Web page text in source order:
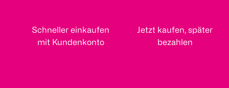
Schneller einkaufen
mit Kundenkonto
Jetzt kaufen, später
bezahlen